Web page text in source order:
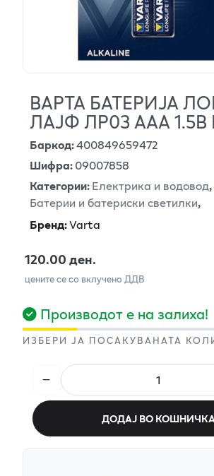
ВАРТА БАТЕРИЈА
ЛАЈФ ЛР03 ААА 1.5В
Баркод:400849659472
Шифра:09007858
Категории:Електрика и водовод,
Батерии и батериски светилки,
Бренд:Varta
120.00 ден.
цените се со вклучено ДДВ
Производот е на залиха!
ИЗБЕРИ ЈА ПОСАКУВАНАТА
ДОДАЈ ВО